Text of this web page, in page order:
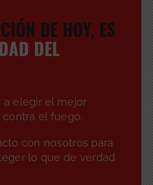
DE HOY, ES
DEL
a elegir el mejor
el fuego.
con nosotros para
lo que de verdad